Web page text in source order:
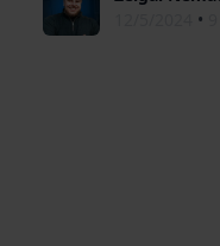
•